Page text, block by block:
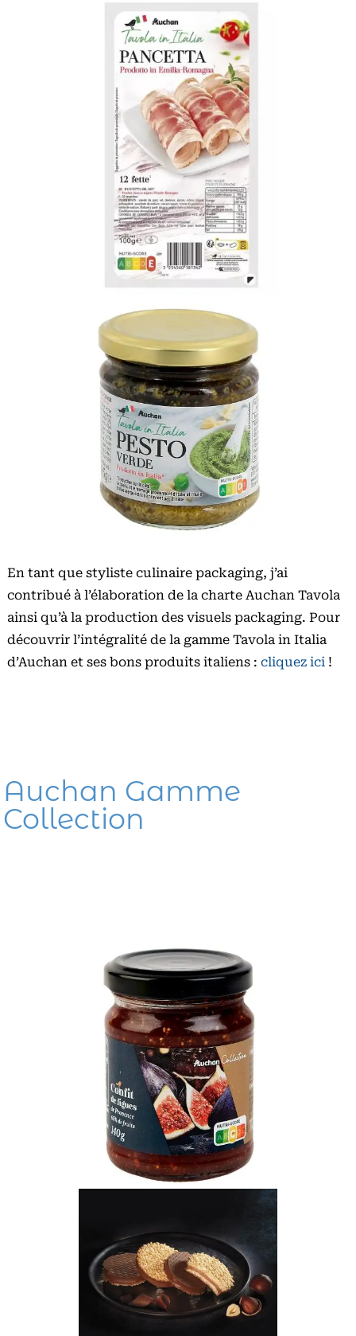
En tant que styliste culinaire packaging, j’ai
contribué à l’élaboration de la charte Auchan Tavola
ainsi qu’à la production des visuels packaging. Pour
découvrir l’intégralité de la gamme Tavola in Italia
d’Auchan et ses bons produits italiens : cliquez ici !
Auchan Gamme
Collection